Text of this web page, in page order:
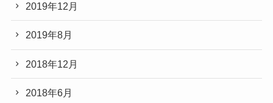
2019年12月
2019年8月
2018年12月
2018年6月